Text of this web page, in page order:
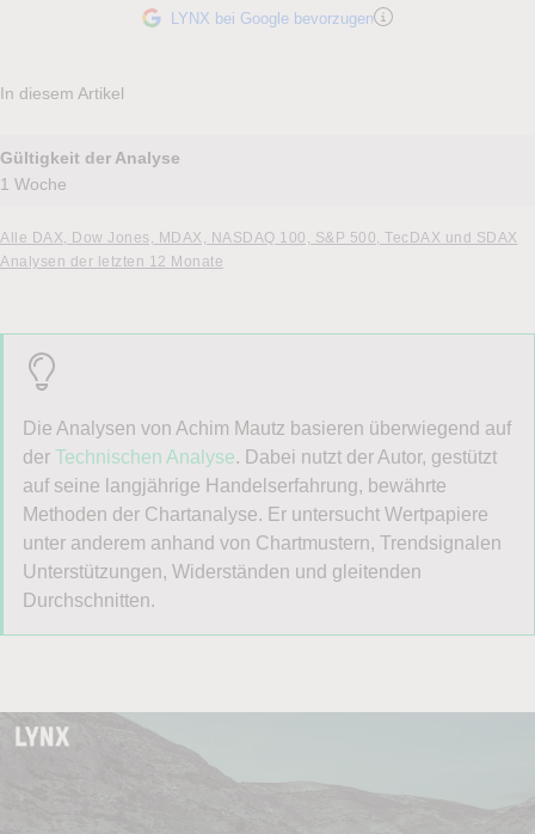
LYNX bei Google bevorzugen
In diesem Artikel
Gültigkeit der Analyse
1 Woche
Alle DAX, Dow Jones, MDAX, NASDAQ 100, S&P 500, TecDAX und SDAX
Analysen der letzten 12 Monate
Die Analysen von Achim Mautz basieren überwiegend auf
der Technischen Analyse. Dabei nutzt der Autor, gestützt
auf seine langjährige Handelserfahrung, bewährte
Methoden der Chartanalyse. Er untersucht Wertpapiere
unter anderem anhand von Chartmustern, Trendsignalen
Unterstützungen, Widerständen und gleitenden
Durchschnitten.